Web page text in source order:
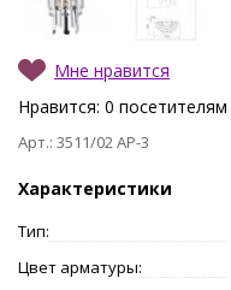
Мне нравится
Нравится: 0 посетителям
Арт.: 3511/02 AP-3
Характеристики
Тип:
Цвет арматуры: